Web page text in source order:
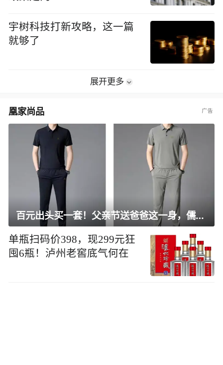
宇树科技打新攻略，这一篇
就够了
展开更多
凰家尚品
百元出头买一套！父亲节送爸爸这一身，儒雅有型还凉爽
单瓶扫码价398，现299元狂
囤6瓶！泸州老窖底气何在